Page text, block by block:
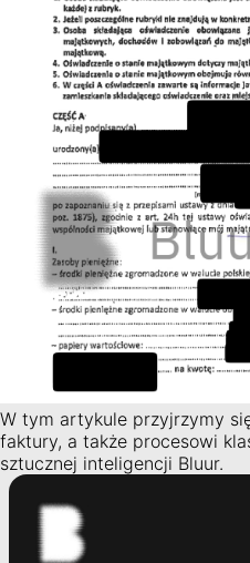
W tym artykule przyjrzymy
faktury, a także procesowi
sztucznej inteligencji Bluur.